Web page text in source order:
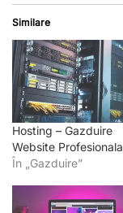
Similare
Hosting – Gazduire
Website Profesionala
În „Gazduire”